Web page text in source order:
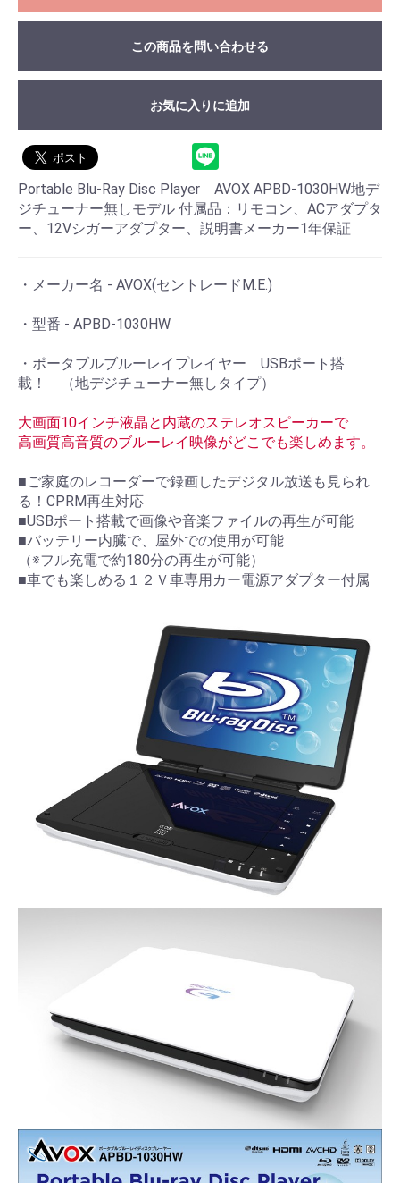
この商品を問い合わせる
お気に入りに追加
Portable Blu-Ray Disc Player AVOX APBD-1030HW地デ
ジチューナー無しモデル 付属品：リモコン、ACアダプタ
ー、12Vシガーアダプター、説明書メーカー1年保証
・メーカー名 - AVOX(セントレードM.E.)
・型番 - APBD-1030HW
・ポータブルブルーレイプレイヤー USBポート搭
載！ （地デジチューナー無しタイプ）
大画面10インチ液晶と内蔵のステレオスピーカーで
高画質高音質のブルーレイ映像がどこでも楽しめます。
■ご家庭のレコーダーで録画したデジタル放送も見られ
る！CPRM再生対応
■USBポート搭載で画像や音楽ファイルの再生が可能
■バッテリー内臓で、屋外での使用が可能
（※フル充電で約180分の再生が可能）
■車でも楽しめる１２Ｖ車専用カー電源アダプター付属